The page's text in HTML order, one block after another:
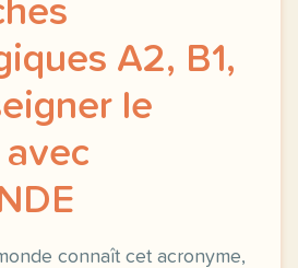
A2, B1,
le
connaît cet acronyme,